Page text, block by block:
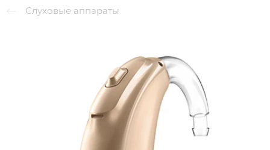
Слуховые аппараты